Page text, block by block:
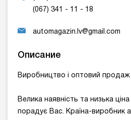
(067) 341 - 11 - 18
automagazin.lv@gmail.com
Описание
Виробництво і оптовий продаж
Велика наявність та низька
порадує Вас. Країна-виробник